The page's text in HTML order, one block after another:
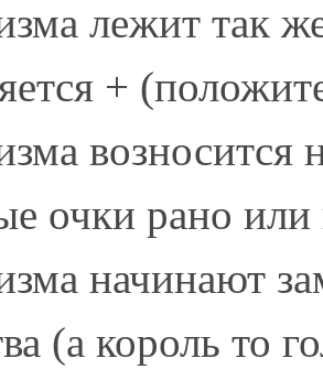
лежит так
+
возносится
очки рано
начинают
(а король то